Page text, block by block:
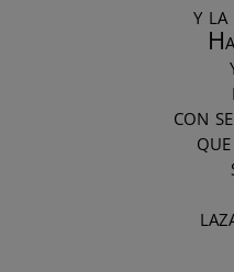
y la
con